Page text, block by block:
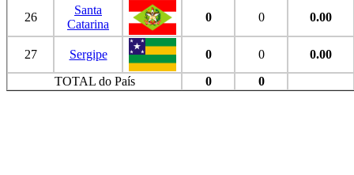
26
Santa
Catarina
0 0 0.00
27 Sergipe 0 0
0.00
TOTAL do País
0 0